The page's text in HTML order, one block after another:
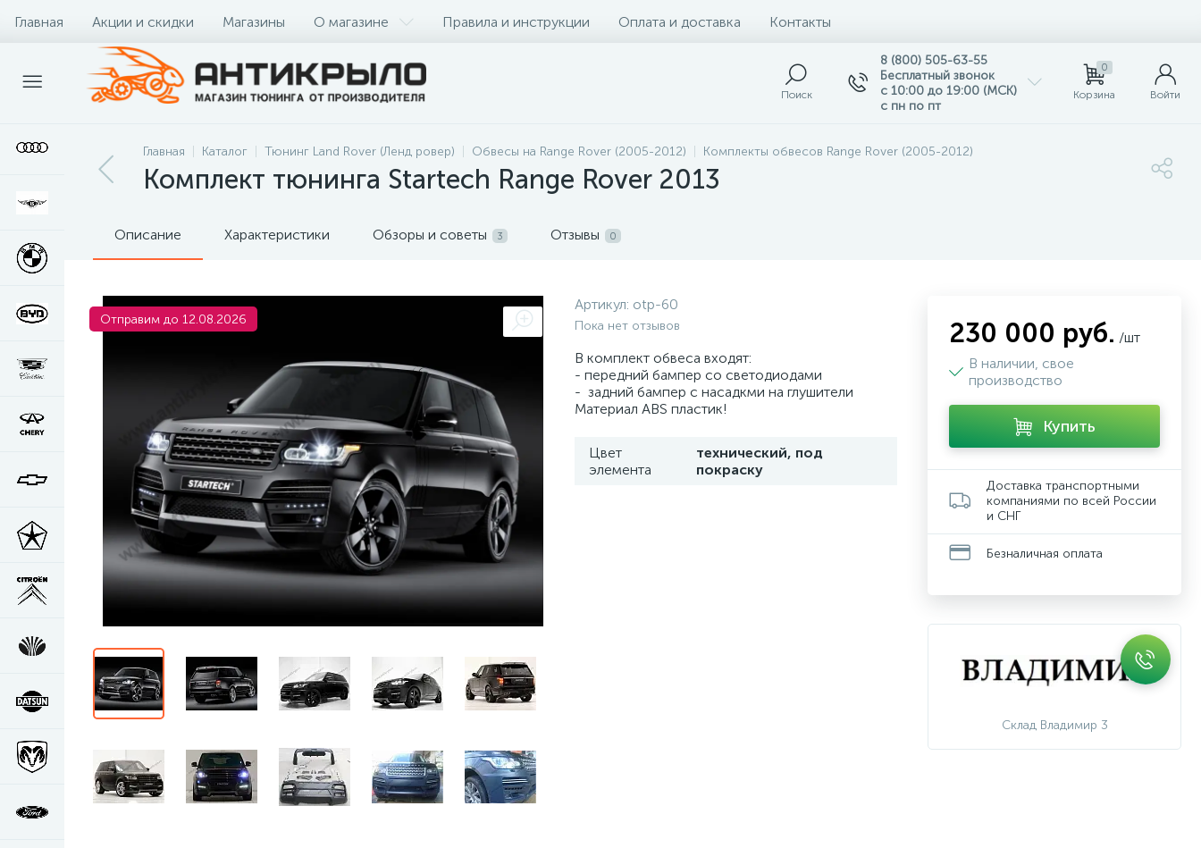
Главная Акции и скидки Магазины О магазине Правила и инструкции Оплата и доставка Контакты
Поиск
8 (800) 505-63-55
Бесплатный звонок
с 10:00 до 19:00 (МСК)
с пн по пт
0
Корзина Войти
Главная Каталог Тюнинг Land Rover (Ленд ровер) Обвесы на Range Rover (2005-2012) Комплекты обвесов Range Rover (2005-2012)
Комплект тюнинга Startech Range Rover 2013
Описание Характеристики Обзоры и советы 3 Отзывы 0
Отправим до 12.08.2026
Артикул: otp-60
Пока нет отзывов
В комплект обвеса входят:
- передний бампер со светодиодами
- задний бампер с насадкми на глушители
Материал ABS пластик!
Цвет
элемента
технический, под
покраску
230 000 руб. /шт
В наличии, свое
производство
Купить
Доставка транспортными
компаниями по всей России
и СНГ
Безналичная оплата
Склад Владимир 3